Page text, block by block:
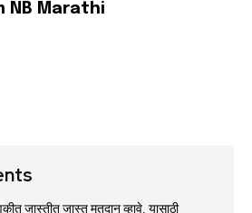
NB Marathi
जास्तीत जास्त मतदान व्हावे, यासाठी